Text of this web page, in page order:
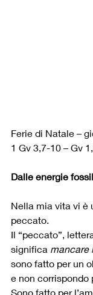
Ferie di Natale –
1 Gv 3,7-10 – Gv
Dalle energie
Nella mia vita vi è
peccato.
Il “peccato”,
significa mancare
sono fatto per un
e non corrispondo
Sono fatto per